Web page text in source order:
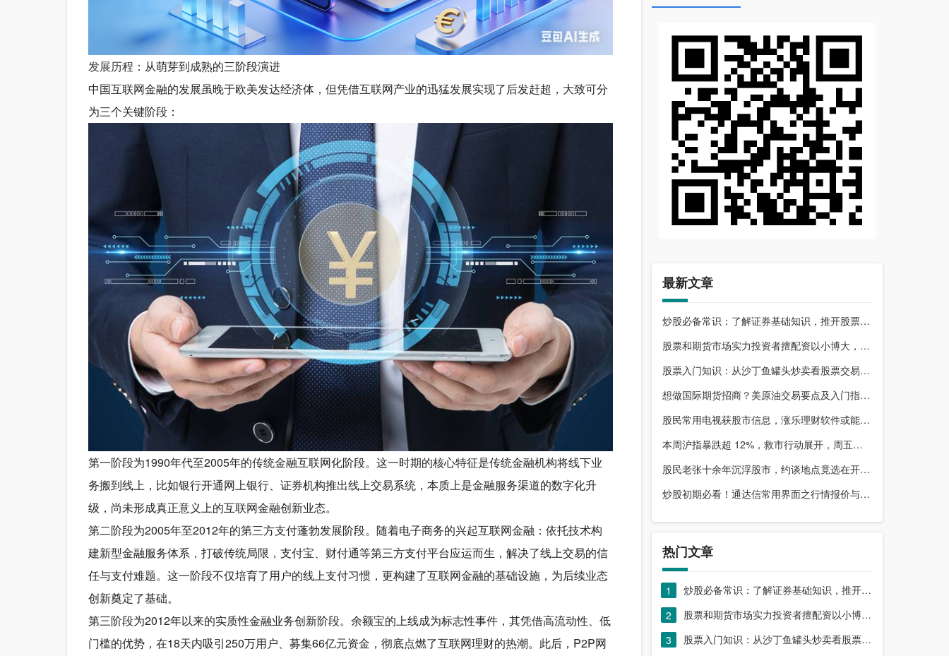
发展历程 ：从萌芽到成熟的三阶段演进
中国互联网金融的发展虽晚于欧美发达经济体，但凭借互联网产业的迅猛发展实现了后发赶超，大致可分
为三个关键阶段：
第一阶段为1990年代至2005年的传统金融互联网化阶段。这一时期的核心特征是传统金融机构将线下业
务搬到线上，比如银行开通网上银行、证券机构推出线上交易系统，本质上是金融服务渠道的数字化升
级，尚未形成真正意义上的互联网金融创新业态。
第二阶段为2005年至2012年的第三方支付蓬勃发展阶段。随着电子商务的兴起互联网金融：依托技术构
建新型金融服务体系，打破传统局限，支付宝、财付通等第三方支付平台应运而生，解决了线上交易的信
任与支付难题。这一阶段不仅培育了用户的线上支付习惯，更构建了互联网金融的基础设施，为后续业态
创新奠定了基础。
第三阶段为2012年以来的实质性金融业务创新阶段。余额宝的上线成为标志性事件，其凭借高流动性、低
门槛的优势，在18天内吸引250万用户、募集66亿元资金，彻底点燃了互联网理财的热潮。此后，P2P网
最新文章
炒股必备常识：了解证券基础知识，推开股票市场大门
股票和期货市场实力投资者擅配资以小博大，顶配网优势尽显
股票入门知识：从沙丁鱼罐头炒卖看股票交易本质，你了解吗？
想做国际期货招商？美原油交易要点及入门指南请收好
股民常用电视获股市信息，涨乐理财软件或能满足更多需求？
本周沪指暴跌超 12%，救市行动展开，周五市场有何措施？
股民老张十余年沉浮股市，约谈地点竟选在开户超市门口？
炒股初期必看！通达信常用界面之行情报价与分时图介绍
热门文章
1
炒股必备常识：了解证券基础知识，推开股票市场大门
2
股票和期货市场实力投资者擅配资以小博大，顶配网优势尽显
3
股票入门知识：从沙丁鱼罐头炒卖看股票交易本质，你了解吗？